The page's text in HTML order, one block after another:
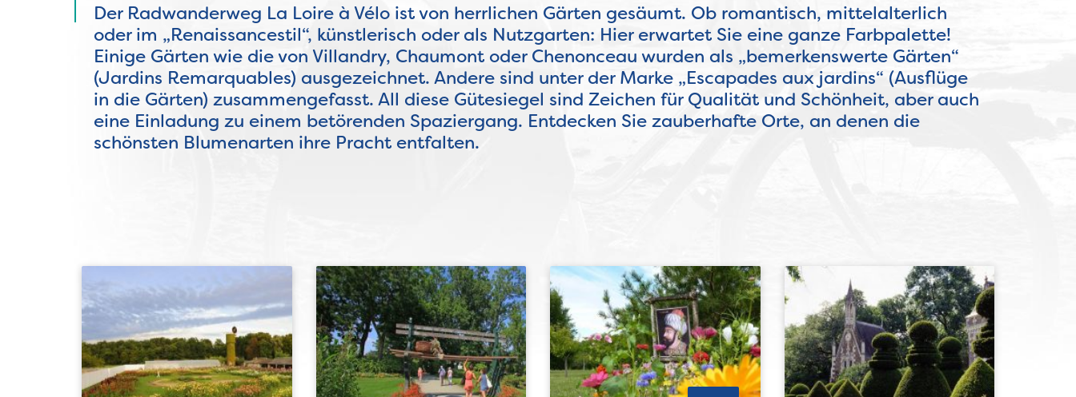
Der Radwanderweg La Loire à Vélo ist von herrlichen Gärten gesäumt. Ob romantisch, mittelalterlich
oder im „Renaissancestil“, künstlerisch oder als Nutzgarten: Hier erwartet Sie eine ganze Farbpalette!
Einige Gärten wie die von Villandry, Chaumont oder Chenonceau wurden als „bemerkenswerte Gärten“
(Jardins Remarquables) ausgezeichnet. Andere sind unter der Marke „Escapades aux jardins“ (Ausflüge
in die Gärten) zusammengefasst. All diese Gütesiegel sind Zeichen für Qualität und Schönheit, aber auch
eine Einladung zu einem betörenden Spaziergang. Entdecken Sie zauberhafte Orte, an denen die
schönsten Blumenarten ihre Pracht entfalten.